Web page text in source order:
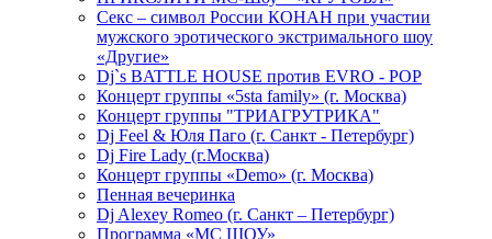
Секс – символ России КОНАН при участии
мужского эротического экстримального шоу
«Другие»
Dj`s BATTLE HOUSE против EVRO - POP
Концерт группы «5sta family» (г. Москва)
Концерт группы "ТРИАГРУТРИКА"
Dj Feel & Юля Паго (г. Санкт - Петербург)
Dj Fire Lady (г.Москва)
Концерт группы «Demo» (г. Москва)
Пенная вечеринка
Dj Alexey Romeo (г. Санкт – Петербург)
Программа «МС ШОУ»